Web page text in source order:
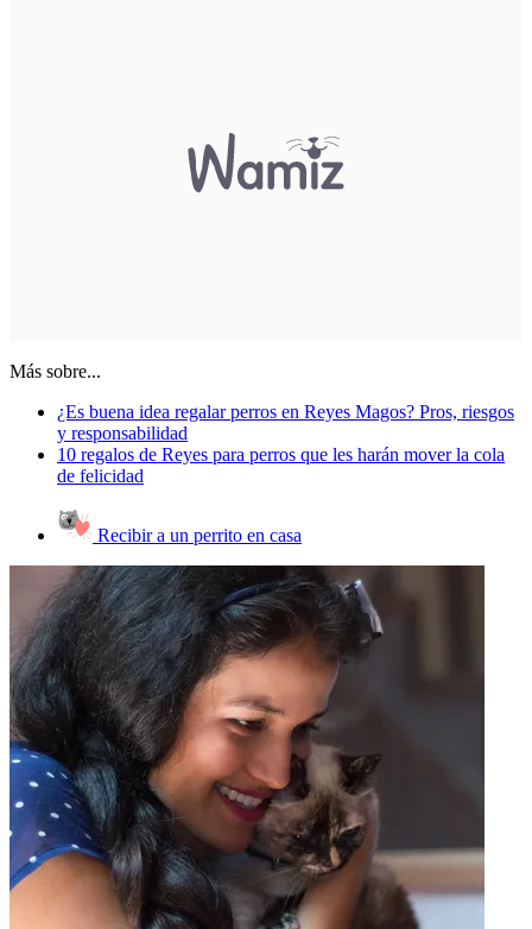
Más sobre...
¿Es buena idea regalar perros en Reyes Magos? Pros, riesgos
y responsabilidad
10 regalos de Reyes para perros que les harán mover la cola
de felicidad
Recibir a un perrito en casa